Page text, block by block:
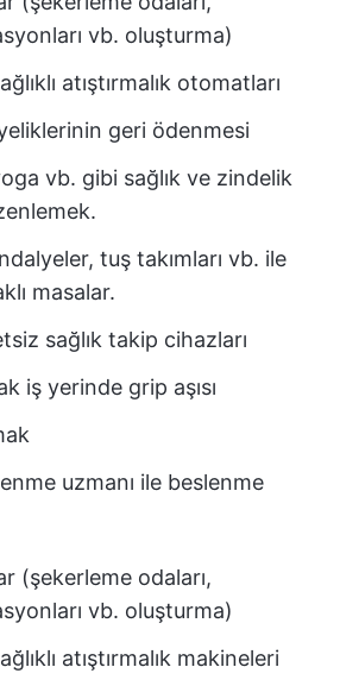
vb. oluşturma)
atıştırmalık otomatları
geri ödenmesi
vb. gibi sağlık ve zindelik
tuş takımları vb. ile
masalar.
sağlık takip cihazları
iş yerinde grip aşısı
uzmanı ile beslenme
(şekerleme odaları,
vb. oluşturma)
atıştırmalık makineleri